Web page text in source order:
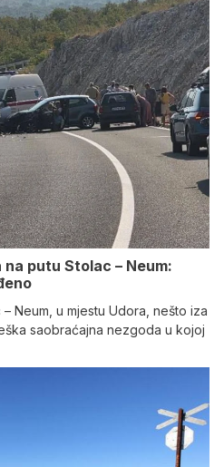
putu Stolac – Neum:
Neum, u mjestu Udora, nešto iza
saobraćajna nezgoda u kojoj